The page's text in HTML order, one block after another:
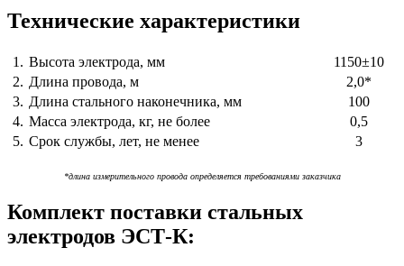
Технические характеристики
1. Высота электрода, мм
1150±10
2. Длина провода, м
2,0*
3. Длина стального наконечника, мм
100
4. Масса электрода, кг, не более
0,5
5. Срок службы, лет, не менее 3
*длина измерительного провода определяется требованиями заказчика
Комплект поставки стальных
электродов ЭСТ-К: